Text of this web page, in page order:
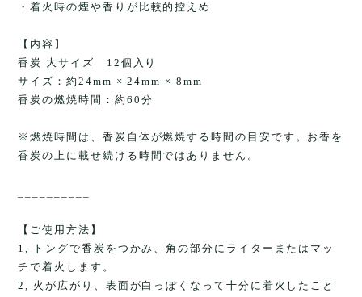
・着火時の煙や香りが比較的控えめ
【内容】
香炭 大サイズ 12個入り
サイズ：約24mm × 24mm × 8mm
香炭の燃焼時間：約60分
※燃焼時間は、香炭自体が燃焼する時間の目安です。お香を
香炭の上に載せ続ける時間ではありません。
【ご使用方法】
1, トングで香炭をつかみ、角の部分にライターまたはマッ
チで着火します。
2, 火が広がり、表面が白っぽくなって十分に着火したこと